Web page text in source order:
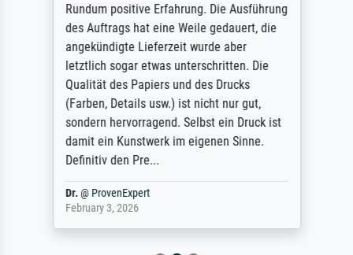
Rundum positive Erfahrung. Die Ausführung
des Auftrags hat eine Weile gedauert, die
angekündigte Lieferzeit wurde aber
letztlich sogar etwas unterschritten. Die
Qualität des Papiers und des Drucks
(Farben, Details usw.) ist nicht nur gut,
sondern hervorragend. Selbst ein Druck ist
damit ein Kunstwerk im eigenen Sinne.
Definitiv den Pre...
Dr.@ ProvenExpert
February 3, 2026